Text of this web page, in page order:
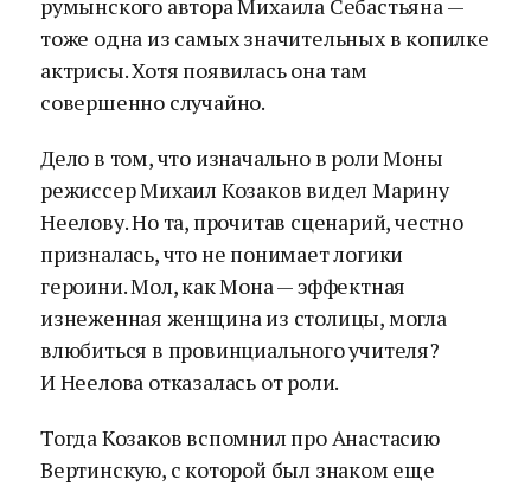
румынского автора Михаила Себастьяна —
тоже одна из самых значительных в копилке
актрисы. Хотя появилась она там
совершенно случайно.
Дело в том, что изначально в роли Моны
режиссер Михаил Козаков видел Марину
Неелову. Но та, прочитав сценарий, честно
призналась, что не понимает логики
героини. Мол, как Мона — эффектная
изнеженная женщина из столицы, могла
влюбиться в провинциального учителя?
И Неелова отказалась от роли.
Тогда Козаков вспомнил про Анастасию
Вертинскую, с которой был знаком еще